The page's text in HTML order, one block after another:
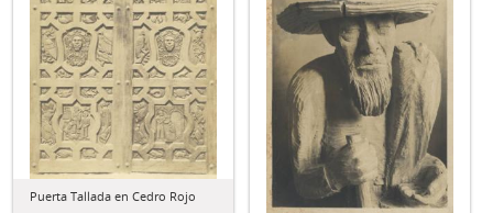
Puerta Tallada en Cedro Rojo